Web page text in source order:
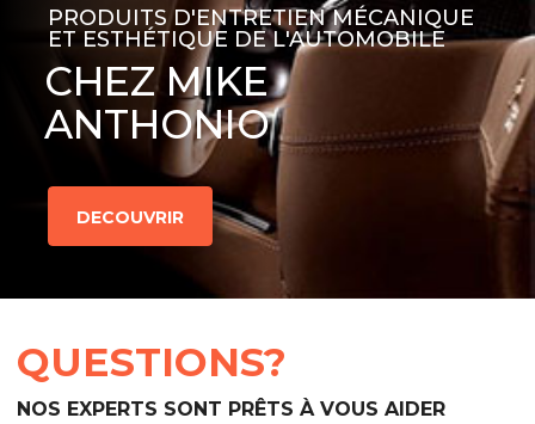
PRODUITS D'ENTRETIEN MÉCANIQUE
ET ESTHÉTIQUE DE L'AUTOMOBILE
CHEZ MIKE
ANTHONIO
DECOUVRIR
QUESTIONS?
NOS EXPERTS SONT PRÊTS À VOUS AIDER